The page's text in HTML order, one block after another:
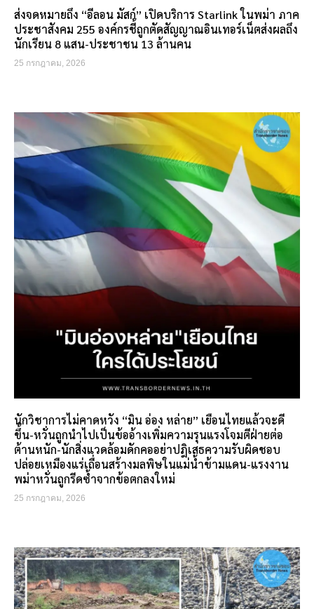
ส่งจดหมายถึง “อีลอน มัสก์” เปิดบริการ Starlink ในพม่า ภาค
ประชาสังคม 255 องค์กรชี้ถูกตัดสัญญาณอินเทอร์เน็ตส่งผลถึง
นักเรียน 8 แสน-ประชาชน 13 ล้านคน
25 กรกฎาคม, 2026
นักวิชาการไม่คาดหวัง “มิน อ่อง หล่าย” เยือนไทยแล้วจะดี
ขึ้น-หวั่นถูกนำไปเป็นข้ออ้างเพิ่มความรุนแรงโจมตีฝ่ายต่อ
ต้านหนัก-นักสิ่งแวดล้อมดักคออย่าปฎิเสธความรับผิดชอบ
ปล่อยเหมืองแร่เถื่อนสร้างมลพิษในแม่น้ำข้ามแดน-แรงงาน
พม่าหวั่นถูกรีดซ้ำจากข้อตกลงใหม่
25 กรกฎาคม, 2026